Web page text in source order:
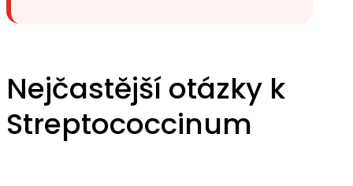
Nejčastější otázky k
Streptococcinum